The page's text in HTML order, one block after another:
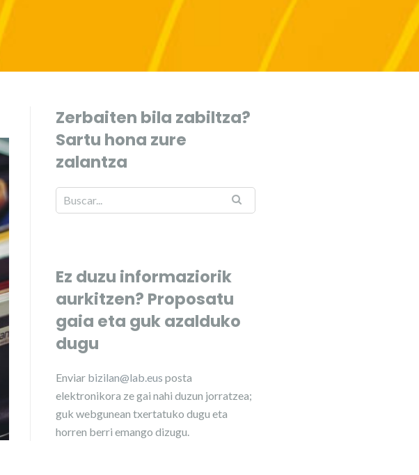
Zerbaiten bila zabiltza?
Sartu hona zure
zalantza
Ez duzu informaziorik
aurkitzen? Proposatu
gaia eta guk azalduko
dugu
Enviar bizilan@lab.eus posta
elektronikora ze gai nahi duzun jorratzea;
guk webgunean txertatuko dugu eta
horren berri emango dizugu.